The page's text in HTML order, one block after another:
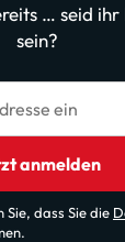
… seid
sein?
ein
anmelden
dass Sie die